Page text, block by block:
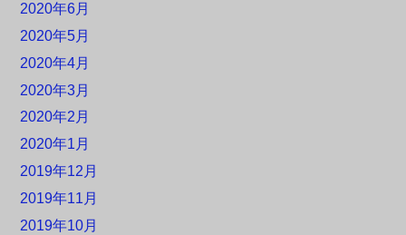
2020年6月
2020年5月
2020年4月
2020年3月
2020年2月
2020年1月
2019年12月
2019年11月
2019年10月